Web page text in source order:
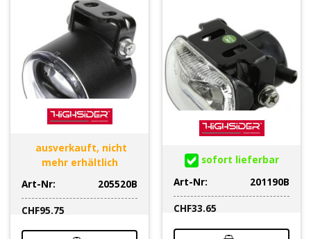
ausverkauft, nicht
mehr erhältlich
Art-Nr:
205520B
CHF95.75
sofort lieferbar
Art-Nr:
201190B
CHF33.65